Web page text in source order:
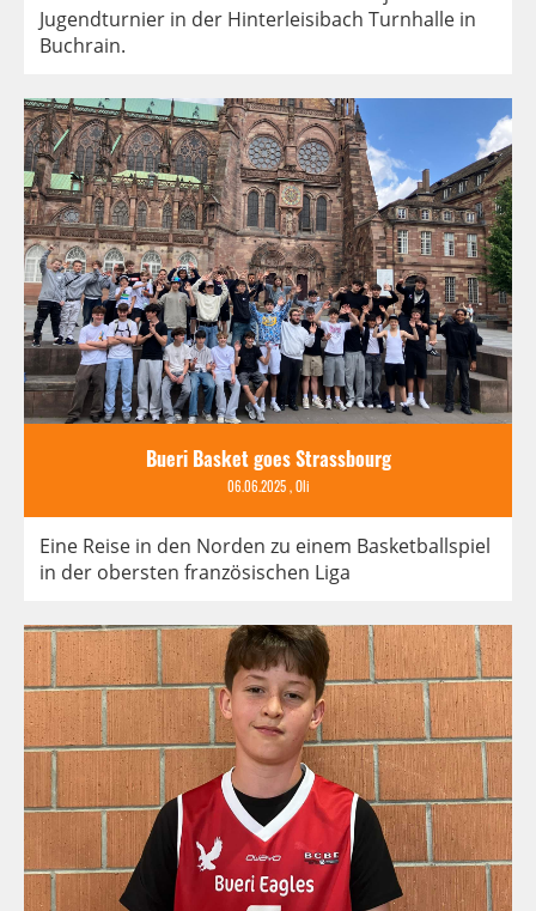
Jugendturnier in der Hinterleisibach Turnhalle in
Buchrain.
Bueri Basket goes Strassbourg
06.06.2025, Oli
Eine Reise in den Norden zu einem Basketballspiel
in der obersten französischen Liga